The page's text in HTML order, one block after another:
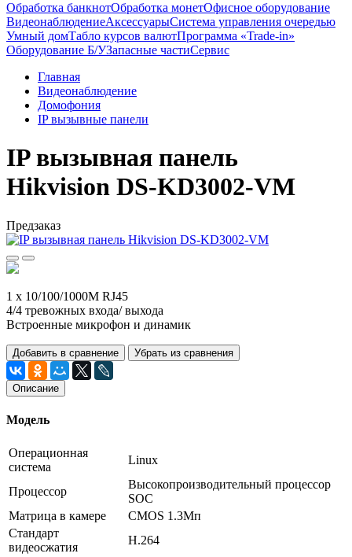
Обработка банкнотОбработка монетОфисное оборудование
ВидеонаблюдениеАксессуарыСистема управления очередью
Умный домТабло курсов валютПрограмма «Trade-in»
Оборудование Б/УЗапасные частиСервис
Главная
Видеонаблюдение
Домофония
IP вызывные панели
IP вызывная панель
Hikvision DS-KD3002-VM
Предзаказ
1 х 10/100/1000M RJ45
4/4 тревожных входа/ выхода
Встроенные микрофон и динамик
Добавить в сравнение Убрать из сравнения
Описание
Модель
Операционная
система
Linux
Процессор
Высокопроизводительный процессор
SOC
Матрица в камере
CMOS 1.3Mп
Стандарт
видеосжатия
H.264